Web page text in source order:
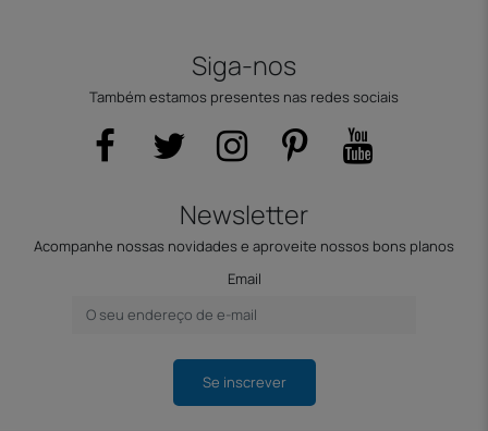
Siga-nos
Também estamos presentes nas redes sociais
Newsletter
Acompanhe nossas novidades e aproveite nossos bons planos
Email
Se inscrever